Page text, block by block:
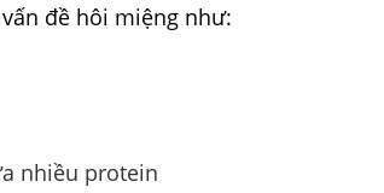
đề hôi miệng như:
nhiều protein